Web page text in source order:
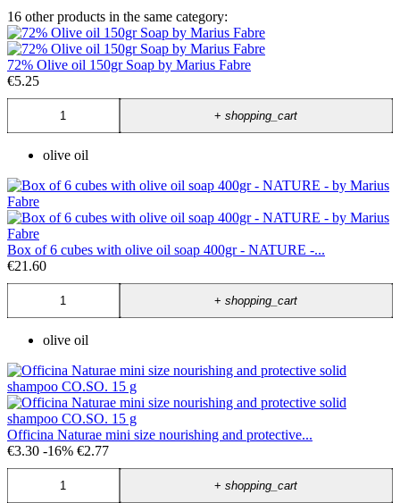
16 other products in the same category:
72% Olive oil 150gr Soap by Marius Fabre
€5.25
+shopping_cart
olive oil
Box of 6 cubes with olive oil soap 400gr - NATURE -...
€21.60
+shopping_cart
olive oil
Officina Naturae mini size nourishing and protective...
€3.30 -16% €2.77
+shopping_cart